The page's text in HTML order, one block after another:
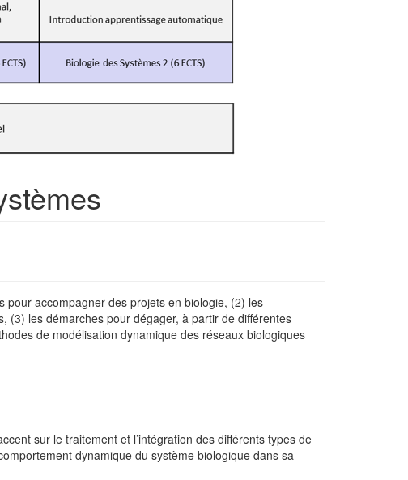
pour accompagner des projets en biologie, (2) les
(3) les démarches pour dégager, à partir de différentes
de modélisation dynamique des réseaux biologiques
sur le traitement et l’intégration des différents types de
dynamique du système biologique dans sa